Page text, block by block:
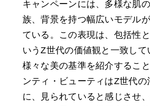
キャンペーンには、多様な肌
族、背景を持つ幅広いモデル
ている。この表現は、包括性
いうZ世代の価値観と一致して
様々な美の基準を紹介するこ
ンティ・ビューティはZ世代の
に、見られていると感じさせ